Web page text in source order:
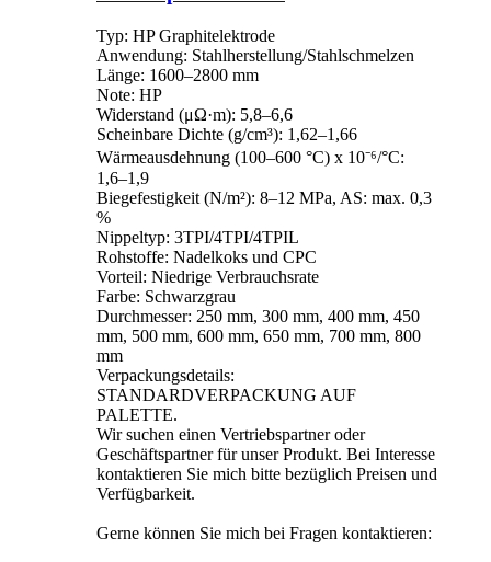
Typ: HP Graphitelektrode
Anwendung: Stahlherstellung/Stahlschmelzen
Länge: 1600–2800 mm
Note: HP
Widerstand (μΩ·m): 5,8–6,6
Scheinbare Dichte (g/cm³): 1,62–1,66
Wärmeausdehnung (100–600 °C) x 10⁻⁶/°C:
1,6–1,9
Biegefestigkeit (N/m²): 8–12 MPa, AS: max. 0,3
%
Nippeltyp: 3TPI/4TPI/4TPIL
Rohstoffe: Nadelkoks und CPC
Vorteil: Niedrige Verbrauchsrate
Farbe: Schwarzgrau
Durchmesser: 250 mm, 300 mm, 400 mm, 450
mm, 500 mm, 600 mm, 650 mm, 700 mm, 800
mm
Verpackungsdetails:
STANDARDVERPACKUNG AUF
PALETTE.
Wir suchen einen Vertriebspartner oder
Geschäftspartner für unser Produkt. Bei Interesse
kontaktieren Sie mich bitte bezüglich Preisen und
Verfügbarkeit.
Gerne können Sie mich bei Fragen kontaktieren: